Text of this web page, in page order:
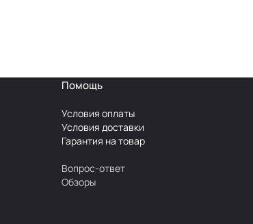
Помощь
Условия оплаты
Условия доставки
Гарантия на товар
Вопрос-ответ
Обзоры